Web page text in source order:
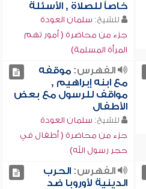
خاصاً للصلاة , الأسئلة
للشيخ: سلمان العودة
جزء من محاضرة ( أمور تهم
المرأة المسلمة)
الفهرس:موقفه
مع ابنه إبراهيم ,
مواقف للرسول مع بعض
الأطفال
للشيخ: سلمان العودة
جزء من محاضرة ( أطفال في
حجر رسول الله)
الفهرس:الحرب
الدينية لأوروبا ضد